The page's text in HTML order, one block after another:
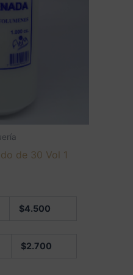
de 30 Vol 1
$4.500
$2.700